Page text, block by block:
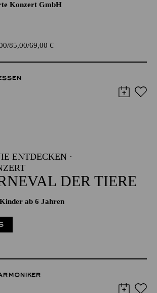
Konzert GmbH
85,00 69,00 €
ENTDECKEN ·
DER TIERE
ab 6 Jahren